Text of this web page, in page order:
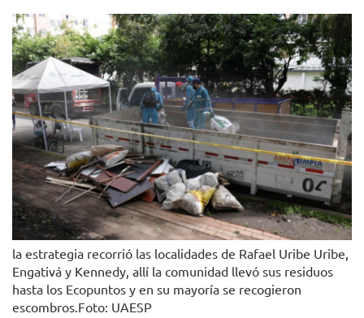
la estrategia recorrió las localidades de Rafael Uribe Uribe,
Engativá y Kennedy, allí la comunidad llevó sus residuos
hasta los Ecopuntos y en su mayoría se recogieron
escombros.Foto: UAESP